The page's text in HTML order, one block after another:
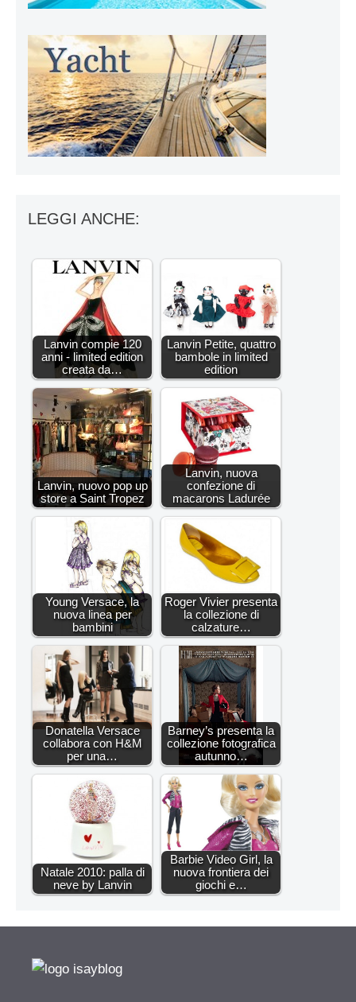
LEGGI ANCHE:
Lanvin compie 120
anni - limited edition
creata da…
Lanvin Petite, quattro
bambole in limited
edition
Lanvin, nuovo pop up
store a Saint Tropez
Lanvin, nuova
confezione di
macarons Ladurée
Young Versace, la
nuova linea per
bambini
Roger Vivier presenta
la collezione di
calzature…
Donatella Versace
collabora con H&M
per una…
Barney’s presenta la
collezione fotografica
autunno…
Natale 2010: palla di
neve by Lanvin
Barbie Video Girl, la
nuova frontiera dei
giochi e…